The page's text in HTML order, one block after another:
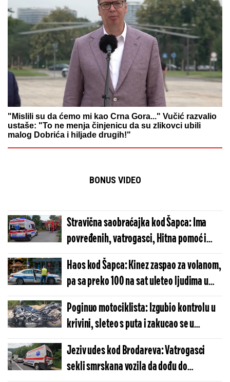
"Mislili su da ćemo mi kao Crna Gora..." Vučić razvalio
ustaše: "To ne menja činjenicu da su zlikovci ubili
malog Dobrića i hiljade drugih!"
BONUS VIDEO
Stravična saobraćajka kod Šapca: Ima
povređenih, vatrogasci, Hitna pomoć i
policija na terenu (FOTO)
Haos kod Šapca: Kinez zaspao za volanom,
pa sa preko 100 na sat uleteo ljudima u
dvorište (FOTO/VIDEO)
Poginuo motociklista: Izgubio kontrolu u
krivini, sleteo s puta i zakucao se u
metalnu ogradu
Jeziv udes kod Brodareva: Vatrogasci
sekli smrskana vozila da dođu do